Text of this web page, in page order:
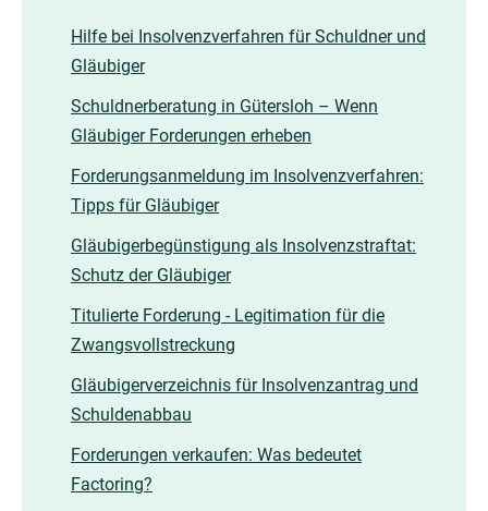
Hilfe bei Insolvenzverfahren für Schuldner und
Gläubiger
Schuldnerberatung in Gütersloh – Wenn
Gläubiger Forderungen erheben
Forderungsanmeldung im Insolvenzverfahren:
Tipps für Gläubiger
Gläubigerbegünstigung als Insolvenzstraftat:
Schutz der Gläubiger
Titulierte Forderung - Legitimation für die
Zwangsvollstreckung
Gläubigerverzeichnis für Insolvenzantrag und
Schuldenabbau
Forderungen verkaufen: Was bedeutet
Factoring?